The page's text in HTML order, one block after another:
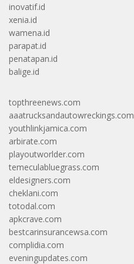
inovatif.id
xenia.id
wamena.id
parapat.id
penatapan.id
balige.id
topthreenews.com
aaatrucksandautowreckings.com
youthlinkjamica.com
arbirate.com
playoutworlder.com
temeculabluegrass.com
eldesigners.com
cheklani.com
totodal.com
apkcrave.com
bestcarinsurancewsa.com
complidia.com
eveningupdates.com